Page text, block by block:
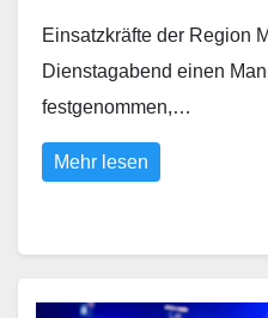
Einsatzkräfte der Region
Dienstagabend einen
festgenommen,…
Mehr lesen